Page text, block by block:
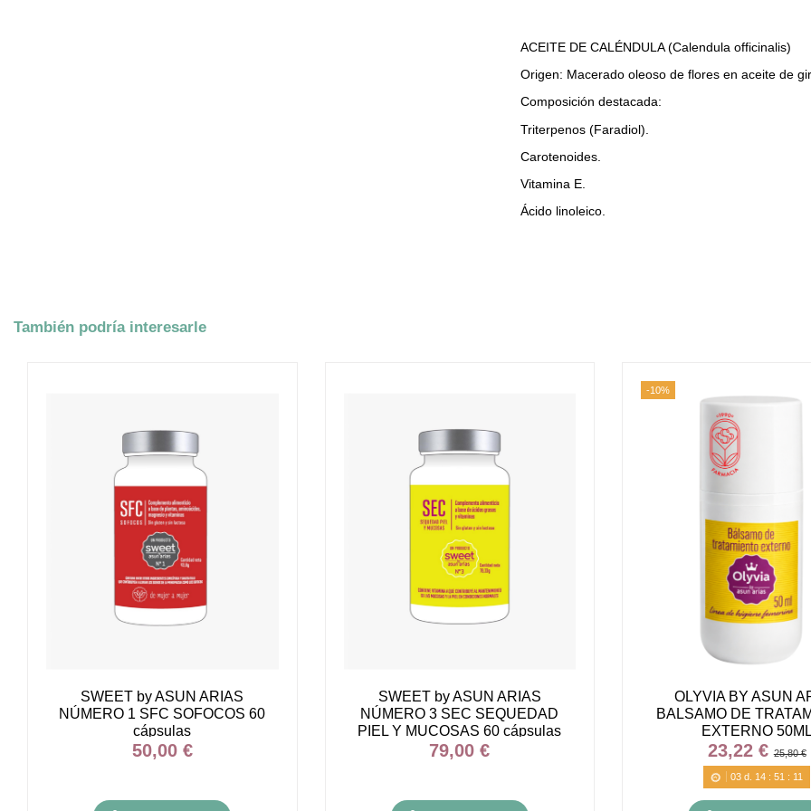
ACEITE DE CALÉNDULA (Calendula officinalis)
Origen: Macerado oleoso de flores en aceite de
Composición destacada:
Triterpenos (Faradiol).
Carotenoides.
Vitamina E.
Ácido linoleico.
También podría interesarle
SWEET by ASUN ARIAS
NÚMERO 1 SFC SOFOCOS 60
cápsulas
50,00 €
SWEET by ASUN ARIAS
NÚMERO 3 SEC SEQUEDAD
PIEL Y MUCOSAS 60 cápsulas
79,00 €
-10%
OLYVIA BY ASUN
BALSAMO DE
EXTERNO 50ML
23,22 €25,80 €
03d. 14: 51 : 10